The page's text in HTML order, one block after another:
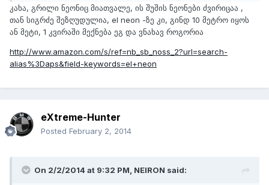
კახა, გრილი ნეონიც მიათვალე, ის შუშის ნეონები ძვირიცაა ,
თან სიგრძე შეზღუდულია, el neon -ზე კი, გინდ 10 მეტრო იყოს
ან მეტი, 1 კვირაში მექნება ეგ და ვნახავ როგორია
http://www.amazon.com/s/ref=nb_sb_noss_2?url=search-
alias%3Daps&field-keywords=el+neon
eXtreme-Hunter
Posted February 2, 2014
On 2/2/2014 at 9:32 PM, NEIRON said: